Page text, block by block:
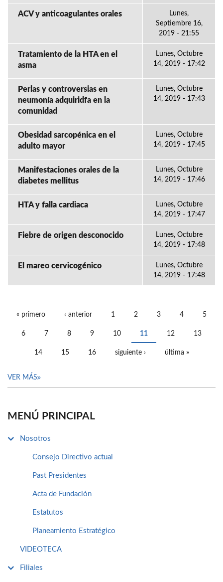
ACV y anticoagulantes orales
Lunes,
Septiembre 16,
2019 - 21:55
Tratamiento de la HTA en el
asma
Lunes, Octubre
14, 2019 - 17:42
Perlas y controversias en
neumonía adquiridfa en la
comunidad
Lunes, Octubre
14, 2019 - 17:43
Obesidad sarcopénica en el
adulto mayor
Lunes, Octubre
14, 2019 - 17:45
Manifestaciones orales de la
diabetes mellitus
Lunes, Octubre
14, 2019 - 17:46
HTA y falla cardiaca
Lunes, Octubre
14, 2019 - 17:47
Fiebre de origen desconocido
Lunes, Octubre
14, 2019 - 17:48
El mareo cervicogénico
Lunes, Octubre
14, 2019 - 17:48
« primero ‹ anterior 1 2 3 4 5
6 7 8 9 10 11 12 13
14 15 16 siguiente › última »
VER MÁS
MENÚ PRINCIPAL
Nosotros
Consejo Directivo actual
Past Presidentes
Acta de Fundación
Estatutos
Planeamiento Estratégico
VIDEOTECA
Filiales